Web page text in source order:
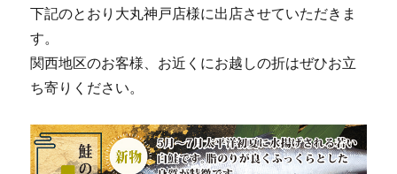
下記のとおり大丸神戸店様に出店させていただきま
す。
関西地区のお客様、お近くにお越しの折はぜひお立
ち寄りください。